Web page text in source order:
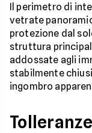
Il perimetro di
vetrate
protezione dal
struttura
addossate agli
stabilmente
ingombro